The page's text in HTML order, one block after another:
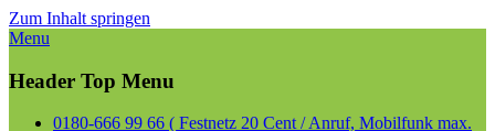
Zum Inhalt springen
Menu
Header Top Menu
0180-666 99 66 ( Festnetz 20 Cent / Anruf, Mobilfunk max.